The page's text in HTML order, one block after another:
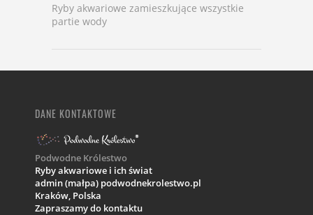
Ryby akwariowe zamieszkujące wszystkie
partie wody
DANE KONTAKTOWE
Podwodne Królestwo
Ryby akwariowe i ich świat
admin (małpa) podwodnekrolestwo.pl
Kraków, Polska
Zapraszamy do kontaktu